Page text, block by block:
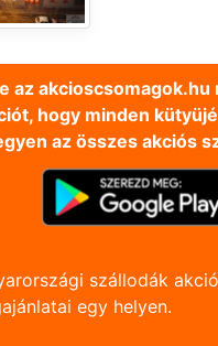
az akcioscsomagok.hu
hogy minden
az összes akciós
szállodák
egy helyen.